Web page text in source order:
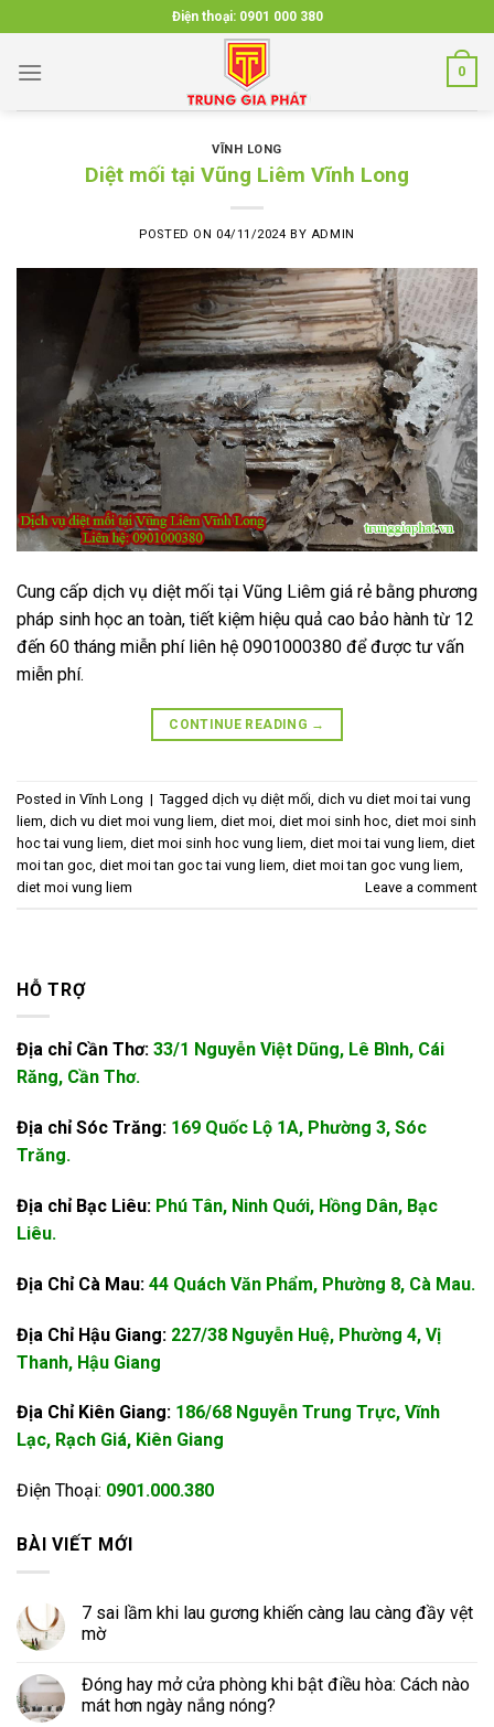
to
content
Điện thoại: 0901 000 380
0
VĨNH LONG
Diệt mối tại Vũng Liêm Vĩnh Long
POSTED ON 04/11/2024 BY ADMIN
Cung cấp dịch vụ diệt mối tại Vũng Liêm giá rẻ bằng phương
pháp sinh học an toàn, tiết kiệm hiệu quả cao bảo hành từ 12
đến 60 tháng miễn phí liên hệ 0901000380 để được tư vấn
miễn phí.
CONTINUE READING →
Posted in Vĩnh Long | Tagged dịch vụ diệt mối, dich vu diet moi tai vung
liem, dich vu diet moi vung liem, diet moi, diet moi sinh hoc, diet moi sinh
hoc tai vung liem, diet moi sinh hoc vung liem, diet moi tai vung liem, diet
moi tan goc, diet moi tan goc tai vung liem, diet moi tan goc vung liem,
diet moi vung liem
Leave a comment
HỖ TRỢ
Địa chỉ Cần Thơ: 33/1 Nguyễn Việt Dũng, Lê Bình, Cái
Răng, Cần Thơ.
Địa chỉ Sóc Trăng: 169 Quốc Lộ 1A, Phường 3, Sóc
Trăng.
Địa chỉ Bạc Liêu: Phú Tân, Ninh Quới, Hồng Dân, Bạc
Liêu.
Địa Chỉ Cà Mau: 44 Quách Văn Phẩm, Phường 8, Cà Mau.
Địa Chỉ Hậu Giang: 227/38 Nguyễn Huệ, Phường 4, Vị
Thanh, Hậu Giang
Địa Chỉ Kiên Giang: 186/68 Nguyễn Trung Trực, Vĩnh
Lạc, Rạch Giá, Kiên Giang
Điện Thoại: 0901.000.380
BÀI VIẾT MỚI
7 sai lầm khi lau gương khiến càng lau càng đầy vệt
mờ
Đóng hay mở cửa phòng khi bật điều hòa: Cách nào
mát hơn ngày nắng nóng?